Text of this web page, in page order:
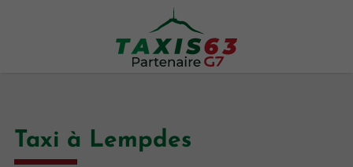
Taxi à Lempdes